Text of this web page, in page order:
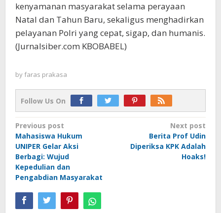
kenyamanan masyarakat selama perayaan
Natal dan Tahun Baru, sekaligus menghadirkan
pelayanan Polri yang cepat, sigap, dan humanis.
(Jurnalsiber.com KBOBABEL)
by faras prakasa
Follow Us On
Post
navigation
Previous post
Mahasiswa Hukum
UNIPER Gelar Aksi
Berbagi: Wujud
Kepedulian dan
Pengabdian Masyarakat
Next post
Berita Prof Udin
Diperiksa KPK Adalah
Hoaks!